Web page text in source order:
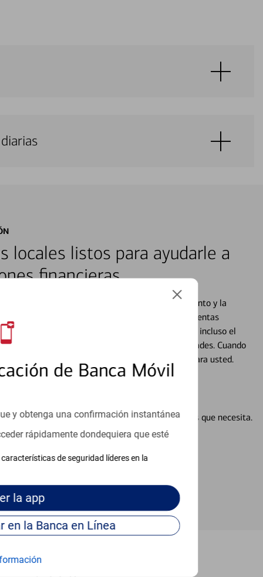
de Banca Móvil
y obtenga una confirmación instantánea
rápidamente dondequiera que esté
de seguridad líderes en la
la app
Continúe para entrar en la Banca en Línea
locales listos para ayudarle a
financieras
que se centran en proporcionar el asesoramiento y la
situación en su vida financiera. Desde sus cuentas
grandes compras, la planificación para su futuro, e incluso el
su futuro se mueve de acuerdo con sus necesidades. Cuando
con usted en un momento que sea adecuado para usted.
línea puede ayudar a proporcionar las respuestas que necesita.
línea